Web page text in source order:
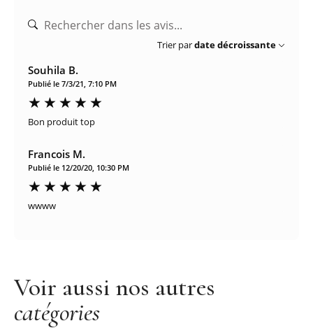
Trier pardate décroissante
Souhila B.
Publié le 7/3/21, 7:10 PM
Bon produit top
Francois M.
Publié le 12/20/20, 10:30 PM
wwww
Voir aussi nos autres
catégories